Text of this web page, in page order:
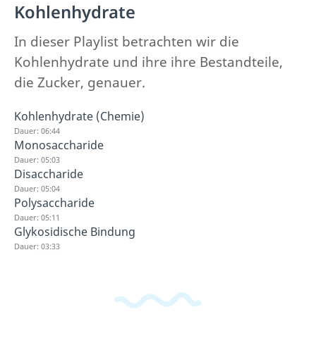
Kohlenhydrate
In dieser Playlist betrachten wir die
Kohlenhydrate und ihre ihre Bestandteile,
die Zucker, genauer.
Kohlenhydrate (Chemie)
Dauer: 06:44
Monosaccharide
Dauer: 05:03
Disaccharide
Dauer: 05:04
Polysaccharide
Dauer: 05:11
Glykosidische Bindung
Dauer: 03:33